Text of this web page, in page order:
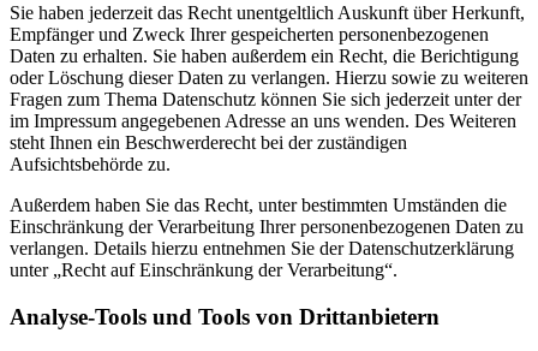
Sie haben jederzeit das Recht unentgeltlich Auskunft über Herkunft,
Empfänger und Zweck Ihrer gespeicherten personenbezogenen
Daten zu erhalten. Sie haben außerdem ein Recht, die Berichtigung
oder Löschung dieser Daten zu verlangen. Hierzu sowie zu weiteren
Fragen zum Thema Datenschutz können Sie sich jederzeit unter der
im Impressum angegebenen Adresse an uns wenden. Des Weiteren
steht Ihnen ein Beschwerderecht bei der zuständigen
Aufsichtsbehörde zu.
Außerdem haben Sie das Recht, unter bestimmten Umständen die
Einschränkung der Verarbeitung Ihrer personenbezogenen Daten zu
verlangen. Details hierzu entnehmen Sie der Datenschutzerklärung
unter „Recht auf Einschränkung der Verarbeitung“.
Analyse-Tools und Tools von Drittanbietern